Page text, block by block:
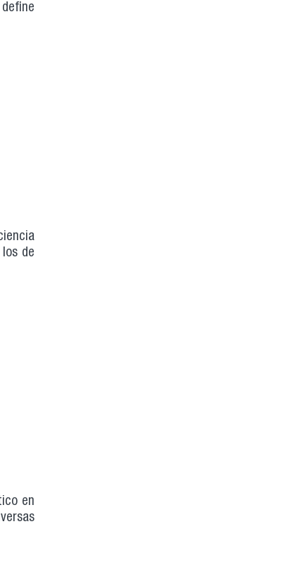
de
en